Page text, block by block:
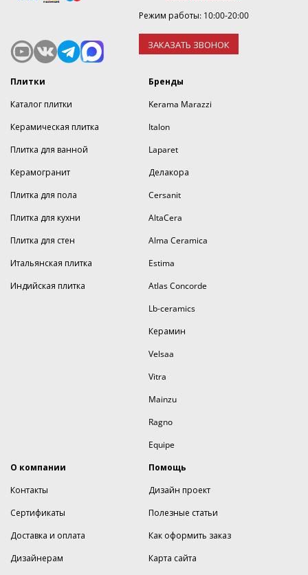
Режим работы: 10:00-20:00
ЗАКАЗАТЬ ЗВОНОК
Плитки
Каталог плитки
Керамическая плитка
Плитка для ванной
Керамогранит
Плитка для пола
Плитка для кухни
Плитка для стен
Итальянская плитка
Индийская плитка
Бренды
Kerama Marazzi
Italon
Laparet
Делакора
Cersanit
AltaCera
Alma Ceramica
Estima
Atlas Concorde
Lb-ceramics
Керамин
Velsaa
Vitra
Mainzu
Ragno
Equipe
О компании
Контакты
Сертификаты
Доставка и оплата
Дизайнерам
Помощь
Дизайн проект
Полезные статьи
Как оформить заказ
Карта сайта